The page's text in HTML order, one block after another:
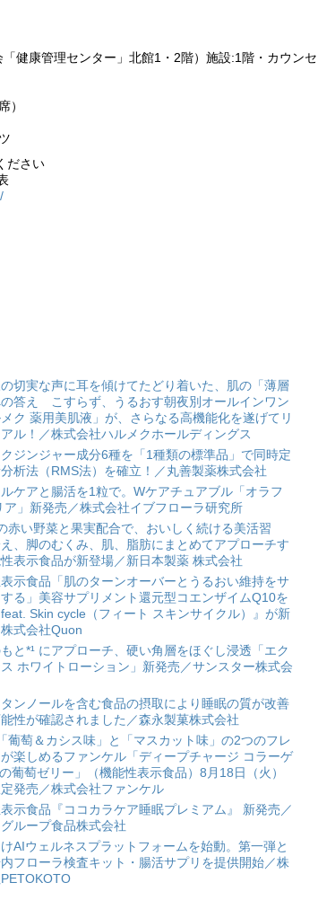
健康管理センター」北館1・2階）施設:1階・カウンセ
）
ださい
切実な声に耳を傾けてたどり着いた、肌の「薄層
答え こすらず、うるおす朝夜別オールインワン
メク 薬用美肌液」が、さらなる高機能化を遂げてリ
ル！／株式会社ハルメクホールディングス
ジンジャー成分6種を「1種類の標準品」で同時定
析法（RMS法）を確立！／丸善製薬株式会社
ケアと腸活を1粒で。Wケアチュアブル「オラフ
ア」新発売／株式会社イブフローラ研究所
赤い野菜と果実配合で、おいしく続ける美活習
、脚のむくみ、肌、脂肪にまとめてアプローチす
表示食品が新登場／新日本製薬 株式会社
示食品「肌のターンオーバーとうるおい維持をサ
る」美容サプリメント還元型コエンザイムQ10を
Skin cycle（フィート スキンサイクル）』が新
式会社Quon
と*¹ にアプローチ、硬い角層をほぐし浸透「エク
ホワイトローション」新発売／サンスター株式会
ンノールを含む食品の摂取により睡眠の質が改善
性が確認されました／森永製菓株式会社
葡萄＆カシス味」と「マスカット味」の2つのフレ
楽しめるファンケル「ディープチャージ コラーゲ
葡萄ゼリー」（機能性表示食品）8月18日（火）
発売／株式会社ファンケル
示食品『ココカラケア睡眠プレミアム』 新発売／
ループ食品株式会社
AIウェルネスプラットフォームを始動。第一弾と
内フローラ検査キット・腸活サプリを提供開始／株